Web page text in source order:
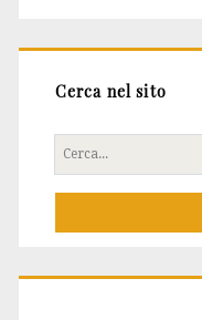
Cerca nel sito
Cerca
per: